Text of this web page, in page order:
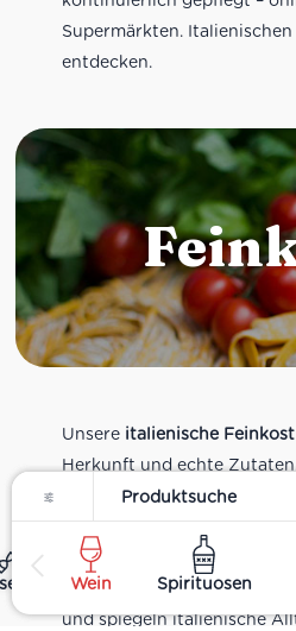
Wein Spirituosen
Supermärkten.
entdecken.
Unsere italienische Feinkost
Herkunft und echte
Tomatensaucen über
Pesto bis zu Balsamico und
verschiedenen Regionen
sind Teil unseres realen
und spiegeln italienische